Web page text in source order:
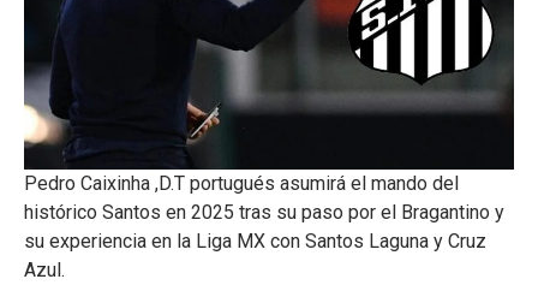
Pedro Caixinha ,D.T portugués asumirá el mando del
histórico Santos en 2025 tras su paso por el Bragantino y
su experiencia en la Liga MX con Santos Laguna y Cruz
Azul.